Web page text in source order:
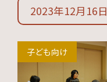
2023年12月16日
子ども向け